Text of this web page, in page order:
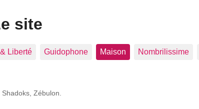
site
Liberté Guidophone Maison Nombrilissime
Zébulon.